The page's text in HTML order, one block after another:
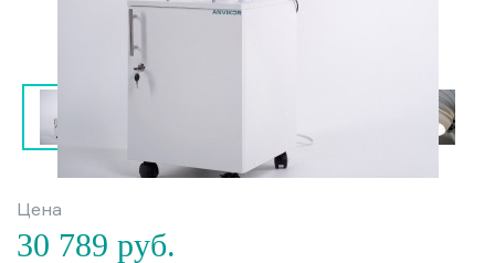
Цена
30 789 руб.